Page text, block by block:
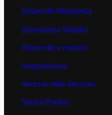
Desarrollo Wordpress
Ecommerce Shopify
Desarrollo a medida
Integraciones
Amazon Web Services
Sector Público